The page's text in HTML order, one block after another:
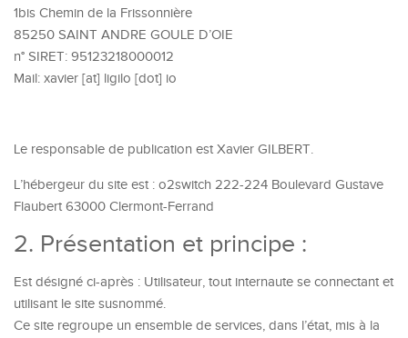
1bis Chemin de la Frissonnière
85250 SAINT ANDRE GOULE D’OIE
n° SIRET: 95123218000012
Mail: xavier [at] ligilo [dot] io
Le responsable de publication est Xavier GILBERT.
L’hébergeur du site est : o2switch 222-224 Boulevard Gustave
Flaubert 63000 Clermont-Ferrand
2. Présentation et principe :
Est désigné ci-après : Utilisateur, tout internaute se connectant et
utilisant le site susnommé.
Ce site regroupe un ensemble de services, dans l’état, mis à la